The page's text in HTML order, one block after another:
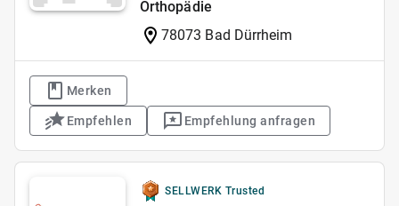
Orthopädie
78073 Bad Dürrheim
Merken
Empfehlen Empfehlung anfragen
SELLWERK Trusted